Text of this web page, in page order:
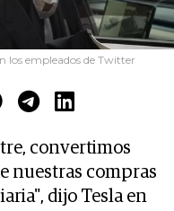
los empleados de Twitter
convertimos
nuestras compras
dijo Tesla en